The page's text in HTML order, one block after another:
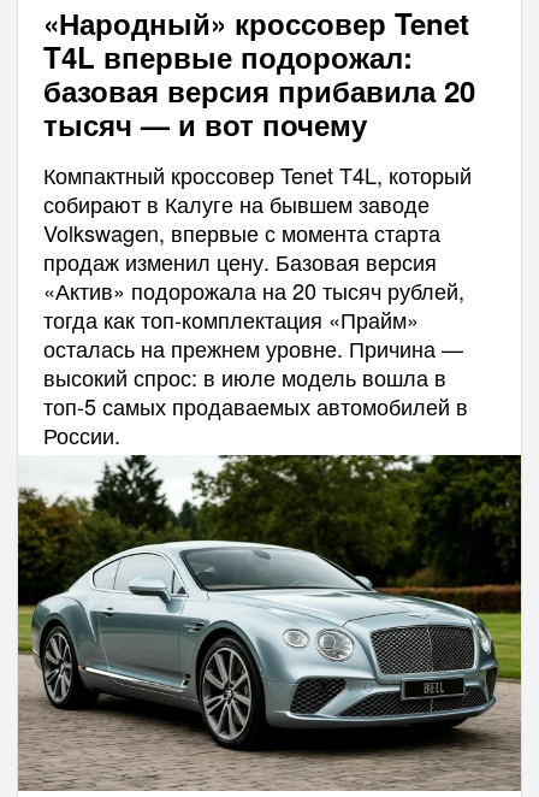
«Народный» кроссовер Tenet
T4L впервые подорожал:
базовая версия прибавила 20
тысяч — и вот почему
Компактный кроссовер Tenet T4L, который
собирают в Калуге на бывшем заводе
Volkswagen, впервые с момента старта
продаж изменил цену. Базовая версия
«Актив» подорожала на 20 тысяч рублей,
тогда как топ-комплектация «Прайм»
осталась на прежнем уровне. Причина —
высокий спрос: в июле модель вошла в
топ-5 самых продаваемых автомобилей в
России.